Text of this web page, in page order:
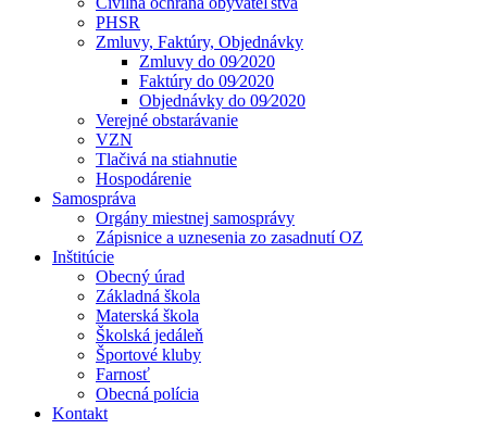
PHSR
Zmluvy, Faktúry, Objednávky
Zmluvy do 09⁄2020
Faktúry do 09⁄2020
Objednávky do 09⁄2020
Verejné obstarávanie
VZN
Tlačivá na stiahnutie
Hospodárenie
Samospráva
Orgány miestnej samosprávy
Zápisnice a uznesenia zo zasadnutí OZ
Inštitúcie
Obecný úrad
Základná škola
Materská škola
Školská jedáleň
Športové kluby
Farnosť
Obecná polícia
Kontakt